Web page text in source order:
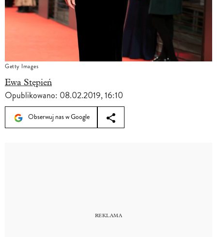
Getty Images
Ewa Stępień
Opublikowano: 08.02.2019, 16:10
Obserwuj nas w Google